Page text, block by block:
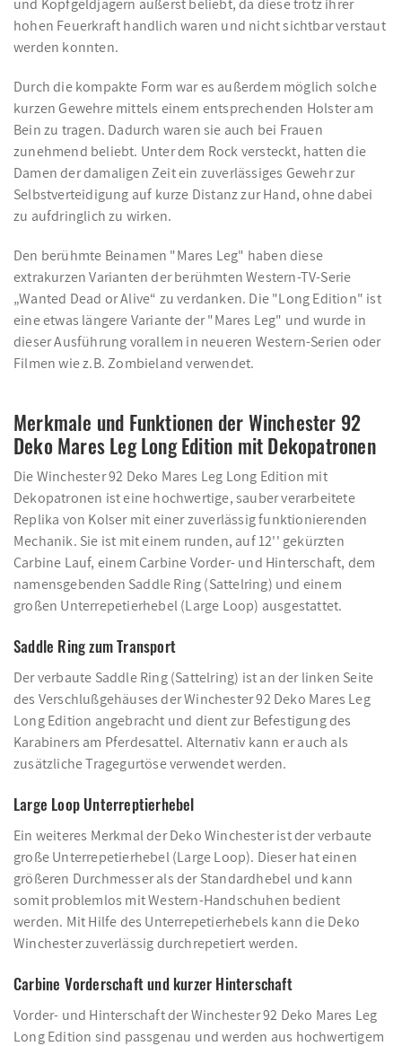
und Kopfgeldjägern äußerst beliebt, da diese trotz ihrer
hohen Feuerkraft handlich waren und nicht sichtbar verstaut
werden konnten.
Durch die kompakte Form war es außerdem möglich solche
kurzen Gewehre mittels einem entsprechenden Holster am
Bein zu tragen. Dadurch waren sie auch bei Frauen
zunehmend beliebt. Unter dem Rock versteckt, hatten die
Damen der damaligen Zeit ein zuverlässiges Gewehr zur
Selbstverteidigung auf kurze Distanz zur Hand, ohne dabei
zu aufdringlich zu wirken.
Den berühmte Beinamen "Mares Leg" haben diese
extrakurzen Varianten der berühmten Western-TV-Serie
„Wanted Dead or Alive“ zu verdanken. Die "Long Edition" ist
eine etwas längere Variante der "Mares Leg" und wurde in
dieser Ausführung vorallem in neueren Western-Serien oder
Filmen wie z.B. Zombieland verwendet.
Merkmale und Funktionen der Winchester 92
Deko Mares Leg Long Edition mit Dekopatronen
Die Winchester 92 Deko Mares Leg Long Edition mit
Dekopatronen ist eine hochwertige, sauber verarbeitete
Replika von Kolser mit einer zuverlässig funktionierenden
Mechanik. Sie ist mit einem runden, auf 12'' gekürzten
Carbine Lauf, einem Carbine Vorder- und Hinterschaft, dem
namensgebenden Saddle Ring (Sattelring) und einem
großen Unterrepetierhebel (Large Loop) ausgestattet.
Saddle Ring zum Transport
Der verbaute Saddle Ring (Sattelring) ist an der linken Seite
des Verschlußgehäuses der Winchester 92 Deko Mares Leg
Long Edition angebracht und dient zur Befestigung des
Karabiners am Pferdesattel. Alternativ kann er auch als
zusätzliche Tragegurtöse verwendet werden.
Large Loop Unterreptierhebel
Ein weiteres Merkmal der Deko Winchester ist der verbaute
große Unterrepetierhebel (Large Loop). Dieser hat einen
größeren Durchmesser als der Standardhebel und kann
somit problemlos mit Western-Handschuhen bedient
werden. Mit Hilfe des Unterrepetierhebels kann die Deko
Winchester zuverlässig durchrepetiert werden.
Carbine Vorderschaft und kurzer Hinterschaft
Vorder- und Hinterschaft der Winchester 92 Deko Mares Leg
Long Edition sind passgenau und werden aus hochwertigem